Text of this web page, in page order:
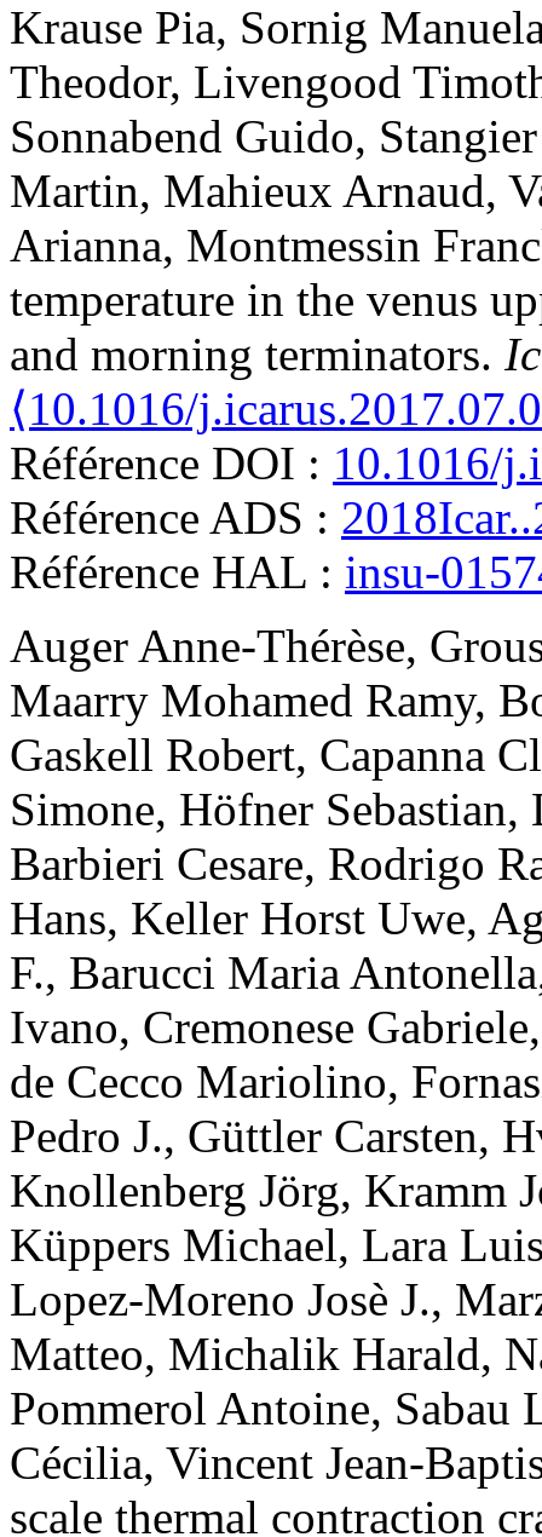
Krause Pia, Sornig
Theodor, Livengood
Sonnabend Guido, Stangier
Martin, Mahieux Arnaud,
Arianna, Montmessin
temperature in the venus
and morning terminators.
⟨10.1016/
Référence DOI : 10.1016/
Référence ADS :
Référence HAL : insu-
Auger Anne-Thérèse,
Maarry Mohamed Ramy,
Gaskell Robert, Capanna
Simone, Höfner Sebastian,
Barbieri Cesare, Rodrigo
Hans, Keller Horst Uwe,
F., Barucci Maria Antonella
Ivano, Cremonese Gabriele
de Cecco Mariolino,
Pedro J., Güttler Carsten,
Knollenberg Jörg, Kramm
Küppers Michael, Lara
Lopez-Moreno Josè J.,
Matteo, Michalik Harald,
Pommerol Antoine, Sabau
Cécilia, Vincent Jean-
scale thermal contraction